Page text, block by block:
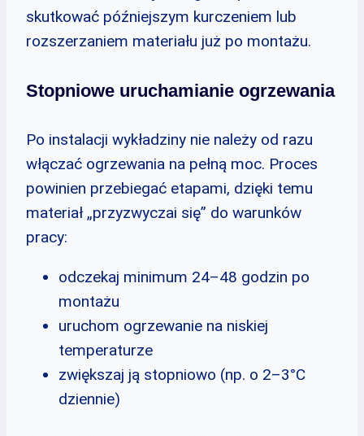
skutkować późniejszym kurczeniem lub
rozszerzaniem materiału już po montażu.
Stopniowe uruchamianie ogrzewania
Po instalacji wykładziny nie należy od razu
włączać ogrzewania na pełną moc. Proces
powinien przebiegać etapami, dzięki temu
materiał „przyzwyczai się” do warunków
pracy:
odczekaj minimum 24–48 godzin po
montażu
uruchom ogrzewanie na niskiej
temperaturze
zwiększaj ją stopniowo (np. o 2–3°C
dziennie)